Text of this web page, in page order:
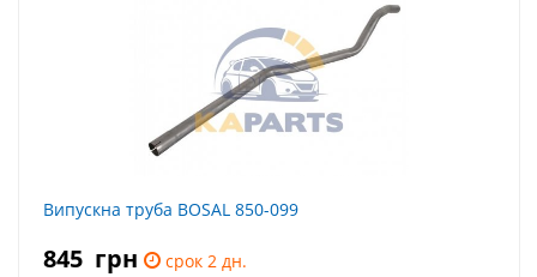
Випускна труба BOSAL 850-099
845 грн
срок 2 дн.